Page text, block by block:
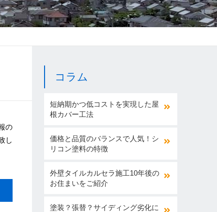
の
し
コラム
短納期かつ低コストを実現した屋
根カバー工法
価格と品質のバランスで人気！シ
リコン塗料の特徴
外壁タイルカルセラ施工10年後の
お住まいをご紹介
塗装？張替？サイディング劣化に